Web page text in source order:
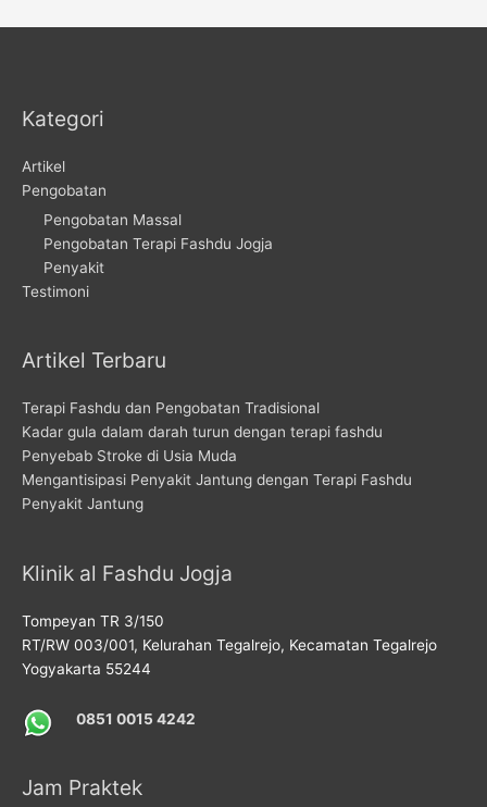
Kategori
Artikel
Pengobatan
Pengobatan Massal
Pengobatan Terapi Fashdu Jogja
Penyakit
Testimoni
Artikel Terbaru
Terapi Fashdu dan Pengobatan Tradisional
Kadar gula dalam darah turun dengan terapi fashdu
Penyebab Stroke di Usia Muda
Mengantisipasi Penyakit Jantung dengan Terapi Fashdu
Penyakit Jantung
Klinik al Fashdu Jogja
Tompeyan TR 3/150
RT/RW 003/001, Kelurahan Tegalrejo, Kecamatan Tegalrejo
Yogyakarta 55244
0851 0015 4242
Jam Praktek